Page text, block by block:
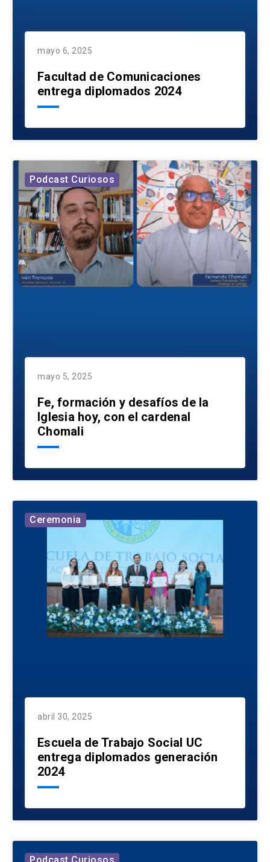
mayo 6, 2025
Facultad de Comunicaciones
entrega diplomados 2024
Podcast Curiosos
mayo 5, 2025
Fe, formación y desafíos de la
Iglesia hoy, con el cardenal
Chomali
Ceremonia
abril 30, 2025
Escuela de Trabajo Social UC
entrega diplomados generación
2024